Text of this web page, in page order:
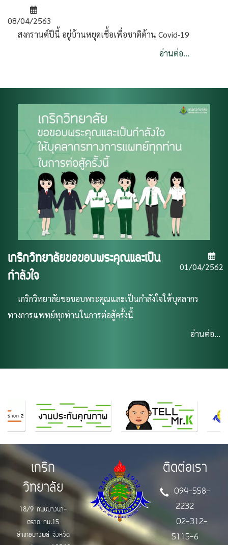
08/04/2563
สงกรานต์ปีนี้ อยู่บ้านหยุดเชื้อเพื่อชาติต้าน Covid-19
อ่านต่อ...
เกริกวิทยาลัยขอขอบพระคุณและเป็น
กำลังใจ
01/04/2562
เกริกวิทยาลัยขอขอบพระคุณและเป็นกำลังใจให้บุคลากร
ทางการแพทย์ทุกท่านในการต่อสู้ครั้งนี้
อ่านต่อ...
เกริก
วิทยาลัย
18/9 ถนนบางนา-
ตราด กม.15
อำเภอบางพลี จังหวัด
ติดต่อเรา
094-558-
2232
02-312-
5115-6